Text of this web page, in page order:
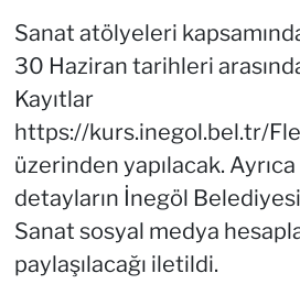
Sanat atölyeleri
30 Haziran tarihleri
Kayıtlar
https://kurs.inegol.bel.tr/
üzerinden yapılacak.
detayların İnegöl
Sanat sosyal medya
paylaşılacağı iletildi.